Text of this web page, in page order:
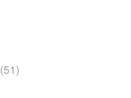
(51)